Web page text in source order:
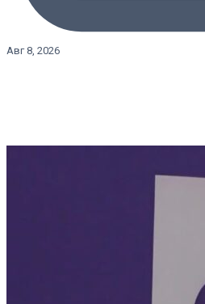
Авг 8, 2026